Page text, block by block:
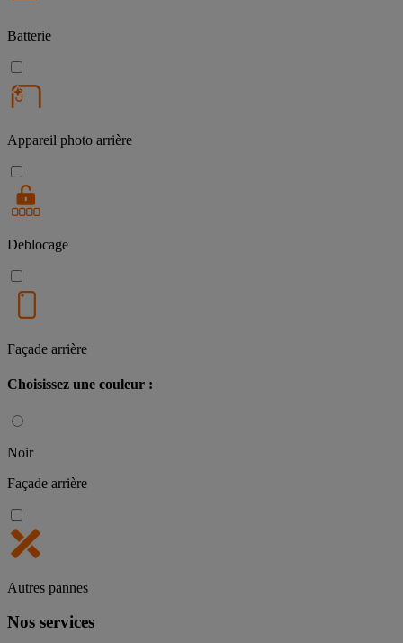
Batterie
Appareil photo arrière
Deblocage
Façade arrière
Choisissez une couleur :
Noir
Façade arrière
Autres pannes
Nos services